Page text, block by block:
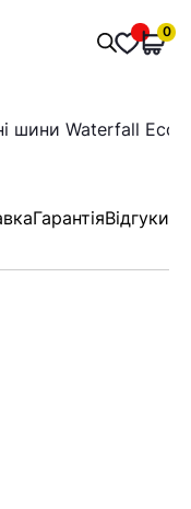
Пошук
товарів
0
шини Waterfall Eco
ГарантіяВідгуки